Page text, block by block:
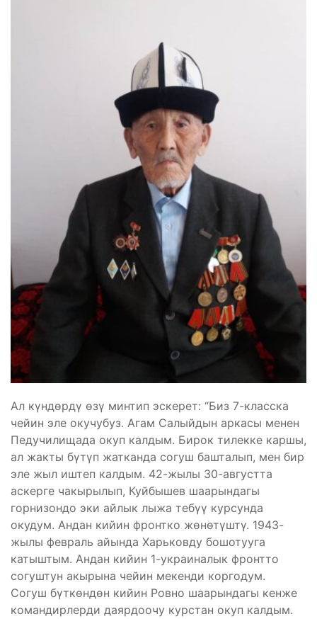
Ал күндөрдү өзү минтип эскерет: “Биз 7-класска
чейин эле окучубуз. Агам Салыйдын аркасы менен
Педучилищада окуп калдым. Бирок тилекке каршы,
ал жакты бүтүп жатканда согуш башталып, мен бир
эле жыл иштеп калдым. 42-жылы 30-августта
аскерге чакырылып, Куйбышев шаарындагы
горнизондо эки айлык лыжа тебүү курсунда
окудум. Андан кийин фронтко жөнөтүштү. 1943-
жылы февраль айында Харьковду бошотууга
катыштым. Андан кийин 1-украиналык фронтто
согуштун акырына чейин мекенди коргодум.
Согуш бүткөндөн кийин Ровно шаарындагы кенже
командирлерди даярдоочу курстан окуп калдым.